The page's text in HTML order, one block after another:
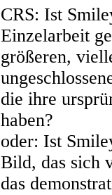
CRS: Ist
Einzelarbeit
größeren,
die ihre
haben?
oder: Ist
Bild, das sich
das